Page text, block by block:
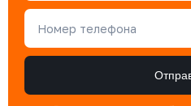
Номер телефона